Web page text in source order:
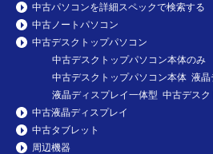
中古パソコンを詳細スペックで検索する
中古ノートパソコン
中古デスクトップパソコン
中古デスクトップパソコン本体のみ
中古デスクトップパソコン本体 液晶
液晶ディスプレイ一体型 中古デスク
中古液晶ディスプレイ
中古タブレット
周辺機器